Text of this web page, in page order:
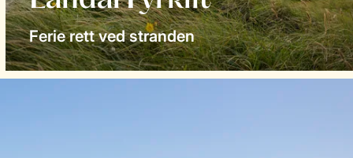
Ferie rett ved stranden